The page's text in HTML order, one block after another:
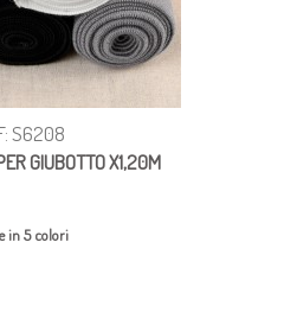
S6208
GIUBOTTO X1,20M
in 5 colori